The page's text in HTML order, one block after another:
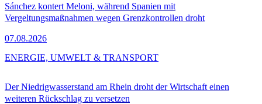
Sánchez kontert Meloni, während Spanien mit
Vergeltungsmaßnahmen wegen Grenzkontrollen droht
07.08.2026
Der Niedrigwasserstand am Rhein droht der Wirtschaft einen
weiteren Rückschlag zu versetzen
ENERGIE, UMWELT & TRANSPORT